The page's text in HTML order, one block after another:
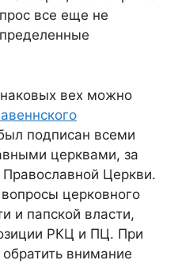
все еще не
вех можно
подписан всеми
церквами, за
Церкви.
церковного
и папской власти,
РКЦ и ПЦ. При
внимание